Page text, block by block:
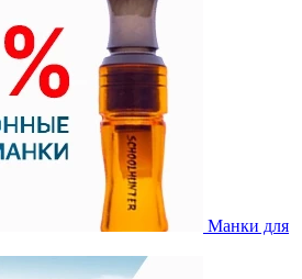
Манки для